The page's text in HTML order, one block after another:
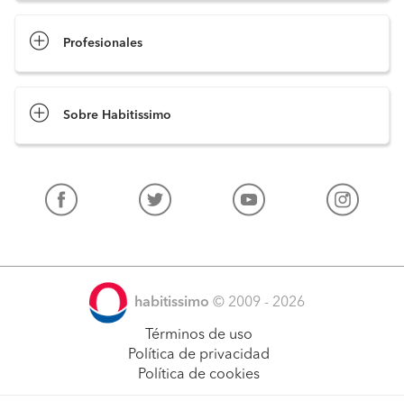
Profesionales
Sobre Habitissimo
habitissimo © 2009 - 2026
Términos de uso
Política de privacidad
Política de cookies